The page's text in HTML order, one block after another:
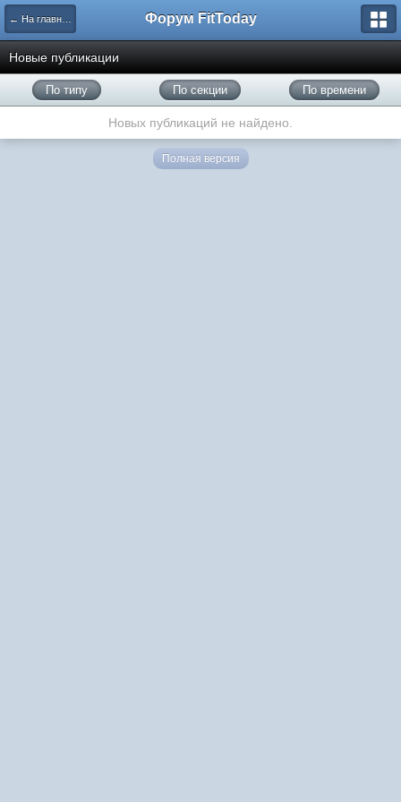
← На главную Форум FitToday
Новые публикации
По типу По секции По времени
Новых публикаций не найдено.
Полная версия